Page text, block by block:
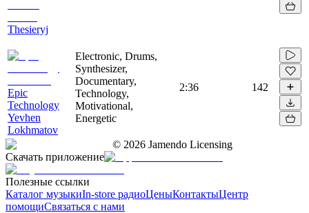
Thesieryj
Epic
Technology
Yevhen
Lokhmatov
Electronic, Drums,
Synthesizer,
Documentary,
Technology,
Motivational,
Energetic
2:36 142
© 2026 Jamendo Licensing
Скачать приложение
Полезные ссылки
Каталог музыкиIn-store радиоЦеныКонтактыЦентр
помощиСвязаться с нами